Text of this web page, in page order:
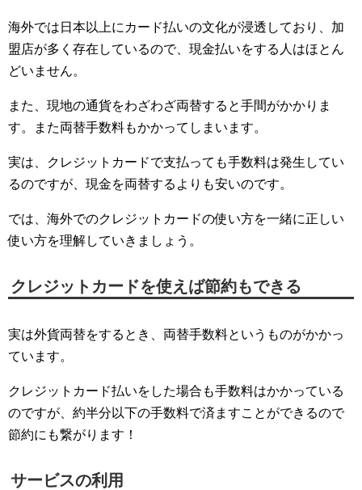
海外では日本以上にカード払いの文化が浸透しており、加
盟店が多く存在しているので、現金払いをする人はほとん
どいません。
また、現地の通貨をわざわざ両替すると手間がかかりま
す。また両替手数料もかかってしまいます。
実は、クレジットカードで支払っても手数料は発生してい
るのですが、現金を両替するよりも安いのです。
では、海外でのクレジットカードの使い方を一緒に正しい
使い方を理解していきましょう。
クレジットカードを使えば節約もできる
実は外貨両替をするとき、両替手数料というものがかかっ
ています。
クレジットカード払いをした場合も手数料はかかっている
のですが、約半分以下の手数料で済ますことができるので
節約にも繋がります！
サービスの利用